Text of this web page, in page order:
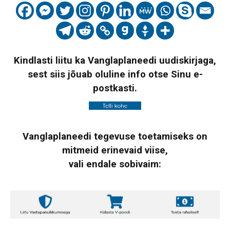
Kindlasti liitu ka Vanglaplaneedi uudiskirjaga,
sest siis jõuab oluline info otse Sinu e-
postkasti.
Vanglaplaneedi tegevuse toetamiseks on
mitmeid erinevaid viise,
vali endale sobivaim: